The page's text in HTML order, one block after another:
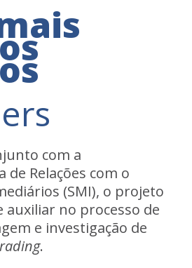
com a
Relações com o
(SMI), o projeto
auxiliar no processo de
e investigação de
.